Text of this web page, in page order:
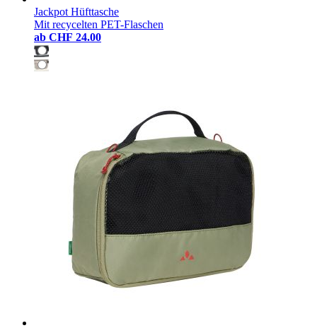
Jackpot Hüfttasche
Mit recycelten PET-Flaschen
ab CHF 24.00